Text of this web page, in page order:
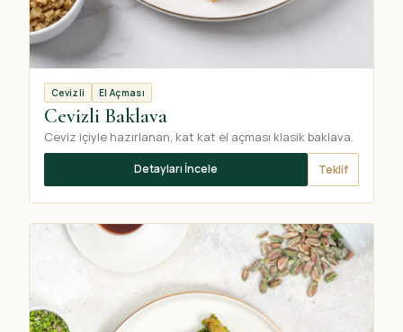
Cevizli El Açması
Cevizli Baklava
Ceviz içiyle hazırlanan, kat kat el açması klasik baklava.
Detayları İncele Teklif